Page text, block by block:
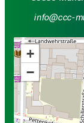
luwü
+
−